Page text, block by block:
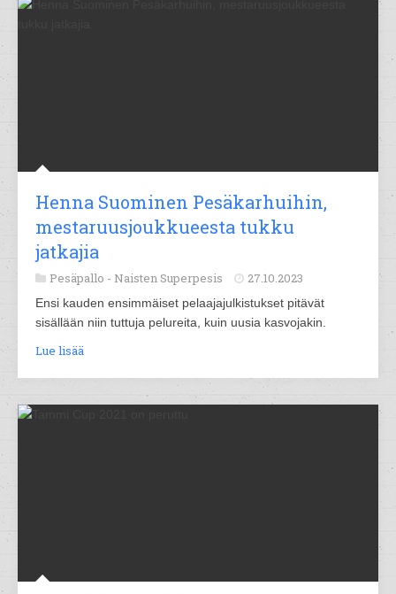
Henna Suominen Pesäkarhuihin,
mestaruusjoukkueesta tukku
jatkajia
Pesäpallo - Naisten Superpesis 27.10.2023
Ensi kauden ensimmäiset pelaajajulkistukset pitävät
sisällään niin tuttuja pelureita, kuin uusia kasvojakin.
Lue lisää